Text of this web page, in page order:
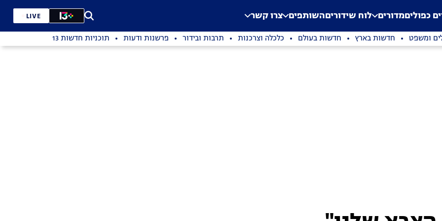
Application error: a
. כפוליםמדורים לוח שידוריםהשותפים צרו קשר LIVE
ומשפט חדשות בארץ חדשות בעולם כלכלה וצרכנות תרבות ובידור פרשנות ודעות תוכניות חדשות 13